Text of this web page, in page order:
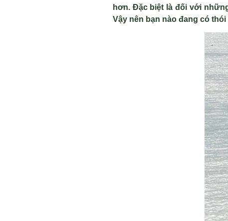
hơn. Đặc biệt là đối với
Vậy nên bạn nào đang có